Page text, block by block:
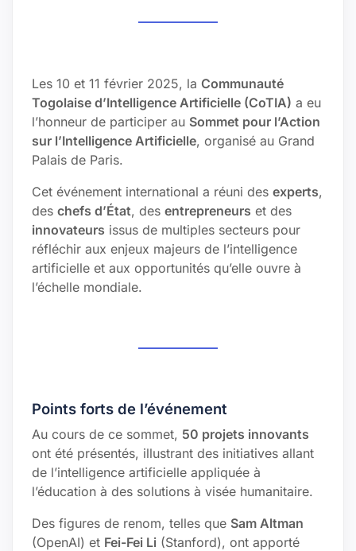
Les 10 et 11 février 2025, la Communauté
Togolaise d’Intelligence Artificielle (CoTIA) a eu
l’honneur de participer au Sommet pour l’Action
sur l’Intelligence Artificielle, organisé au Grand
Palais de Paris.
Cet événement international a réuni des experts,
des chefs d’État, des entrepreneurs et des
innovateurs issus de multiples secteurs pour
réfléchir aux enjeux majeurs de l’intelligence
artificielle et aux opportunités qu’elle ouvre à
l’échelle mondiale.
Points forts de l’événement
Au cours de ce sommet, 50 projets innovants
ont été présentés, illustrant des initiatives allant
de l’intelligence artificielle appliquée à
l’éducation à des solutions à visée humanitaire.
Des figures de renom, telles que Sam Altman
(OpenAI) et Fei-Fei Li (Stanford), ont apporté